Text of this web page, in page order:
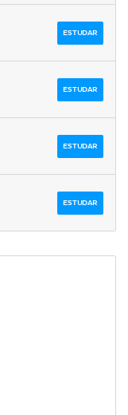
ESTUDAR
ESTUDAR
ESTUDAR
ESTUDAR